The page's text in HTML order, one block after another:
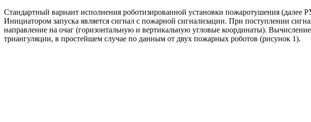
Стандартный вариант исполнения роботизированной установки пожаротушения (далее
Инициатором запуска является сигнал с пожарной сигнализации. При поступлении
направление на очаг (горизонтальную и вертикальную угловые координаты).
триангуляции, в простейшем случае по данным от двух пожарных роботов (рисунок 1).